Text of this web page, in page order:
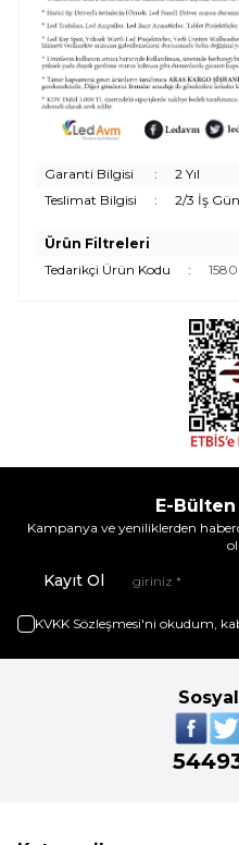
Garanti Bilgisi :
2 Yıl
Teslimat Bilgisi
: 2/3 İş
Ürün Filtreleri
Tedarikçi Ürün Kodu
: 1580
E-
Kampanya ve yeniliklerden
Kayıt Ol
KVKK Sözleşmesi'ni okudum,